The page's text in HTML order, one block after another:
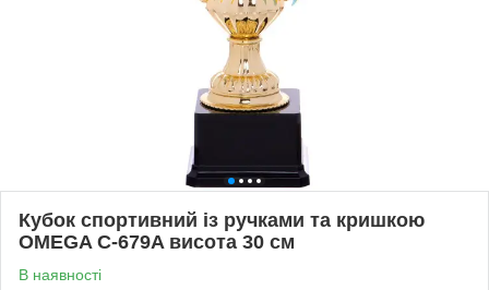
Кубок спортивний із ручками та кришкою
OMEGA C-679A висота 30 см
В наявності